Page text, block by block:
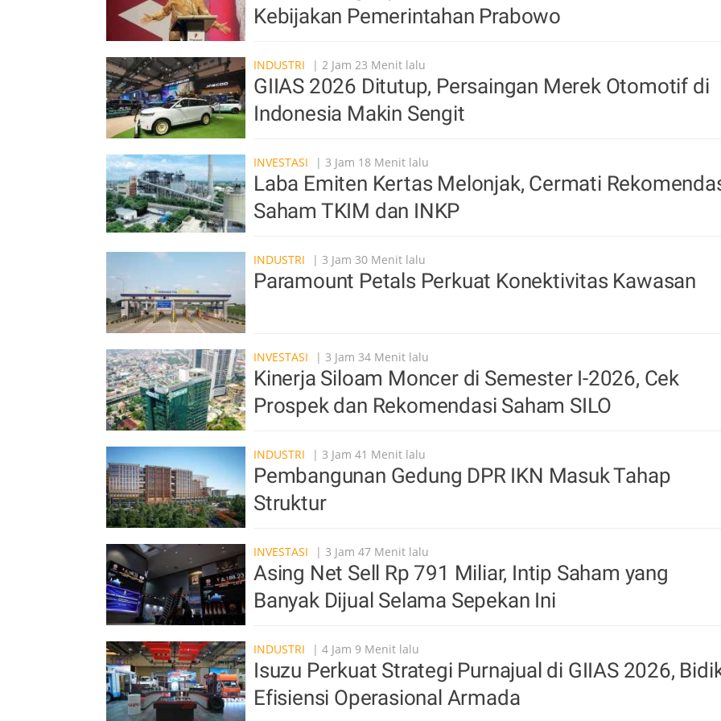
Kebijakan Pemerintahan Prabowo
INDUSTRI | 2 Jam 23 Menit lalu
GIIAS 2026 Ditutup, Persaingan Merek Otomotif di
Indonesia Makin Sengit
INVESTASI | 3 Jam 18 Menit lalu
Laba Emiten Kertas Melonjak, Cermati
Saham TKIM dan INKP
INDUSTRI | 3 Jam 30 Menit lalu
Paramount Petals Perkuat Konektivitas Kawasan
INVESTASI | 3 Jam 34 Menit lalu
Kinerja Siloam Moncer di Semester I-2026, Cek
Prospek dan Rekomendasi Saham SILO
INDUSTRI | 3 Jam 41 Menit lalu
Pembangunan Gedung DPR IKN Masuk Tahap
Struktur
INVESTASI | 3 Jam 47 Menit lalu
Asing Net Sell Rp 791 Miliar, Intip Saham yang
Banyak Dijual Selama Sepekan Ini
INDUSTRI | 4 Jam 9 Menit lalu
Isuzu Perkuat Strategi Purnajual di GIIAS 2026,
Efisiensi Operasional Armada